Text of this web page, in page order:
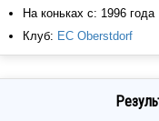
На коньках с: 1996 года
Клуб: EC Oberstdorf